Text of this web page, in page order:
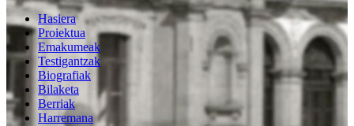
Hasiera
Proiektua
Emakumeak
Testigantzak
Biografiak
Bilaketa
Berriak
Harremana